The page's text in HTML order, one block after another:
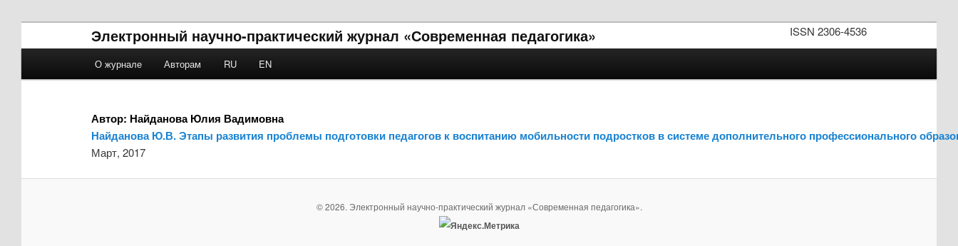
ISSN 2306-4536
Электронный научно-практический журнал «Современная педагогика»
Skip to primary content
Skip to secondary content
О журнале Авторам RU EN
Автор: Найданова Юлия Вадимовна
Найданова Ю.В. Этапы развития проблемы подготовки педагогов к воспитанию мобильности подростков в системе дополнительного профессионального
Март, 2017
© 2026. Электронный научно-практический журнал «Современная педагогика».